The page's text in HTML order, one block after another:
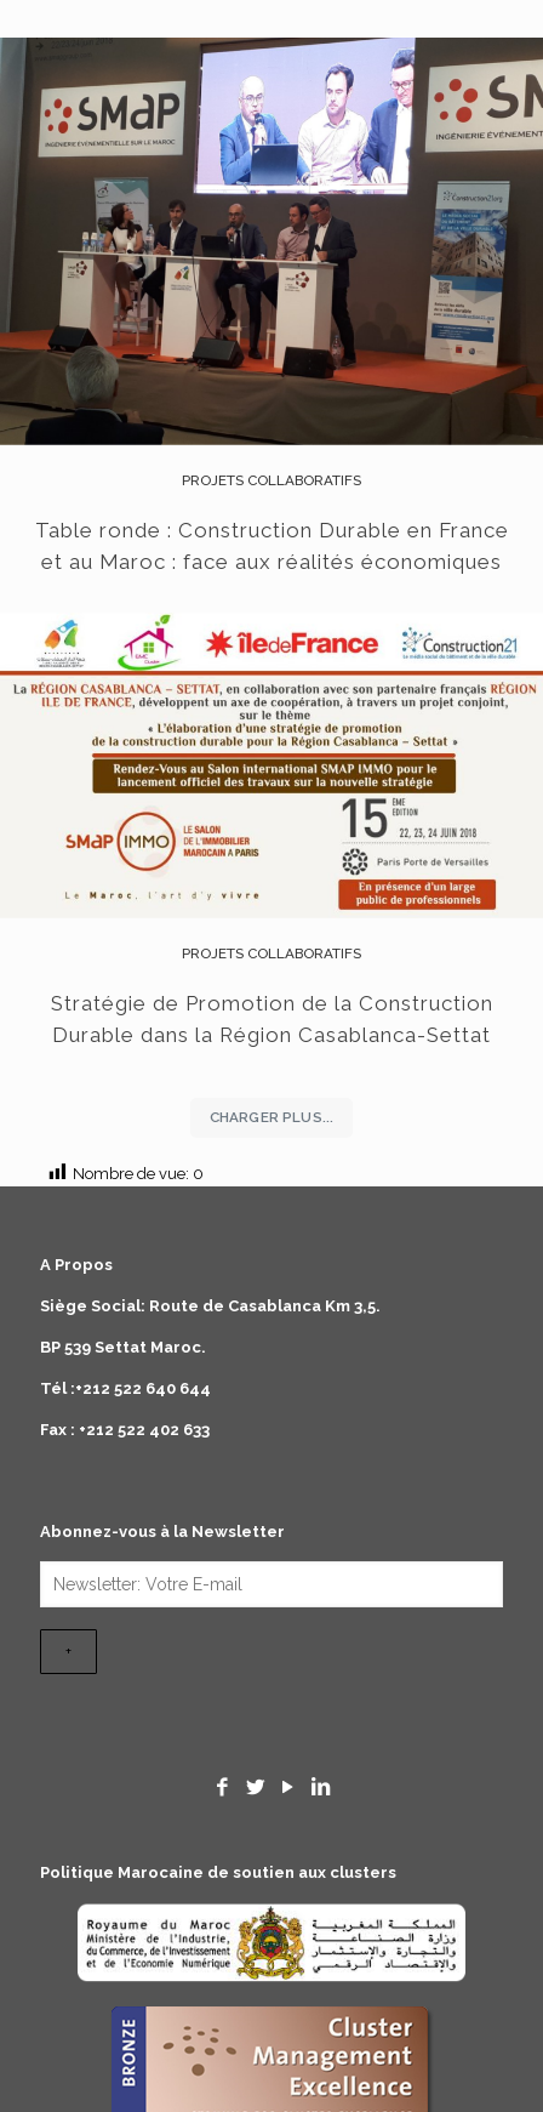
PROJETS COLLABORATIFS
Table ronde : Construction Durable en France
et au Maroc : face aux réalités économiques
PROJETS COLLABORATIFS
Stratégie de Promotion de la Construction
Durable dans la Région Casablanca-Settat
CHARGER PLUS...
Nombre de vue: 0
A Propos
Siège Social: Route de Casablanca Km 3,5.
BP 539 Settat Maroc.
Tél :+212 522 640 644
Fax : +212 522 402 633
Abonnez-vous à la Newsletter
Politique Marocaine de soutien aux clusters